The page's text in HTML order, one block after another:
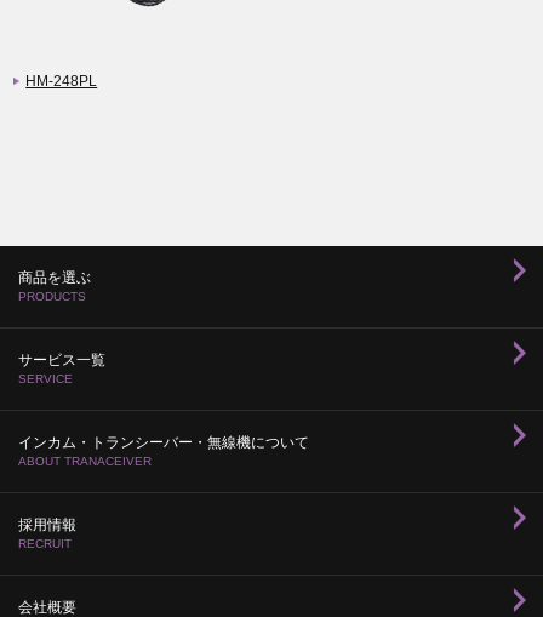
HM-248PL
商品を選ぶ
PRODUCTS
サービス一覧
SERVICE
インカム・トランシーバー・無線機について
ABOUT TRANACEIVER
採用情報
RECRUIT
会社概要